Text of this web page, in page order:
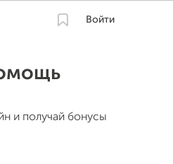
Войти
и получай бонусы